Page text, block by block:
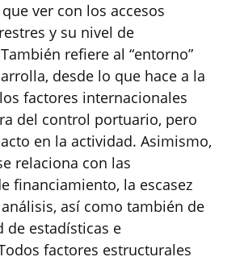
ver con los accesos
y su nivel de
refiere al “entorno”
desde lo que hace a la
los factores internacionales
del control portuario, pero
en la actividad. Asimismo,
relaciona con las
financiamiento, la escasez
así como también de
estadísticas e
factores estructurales